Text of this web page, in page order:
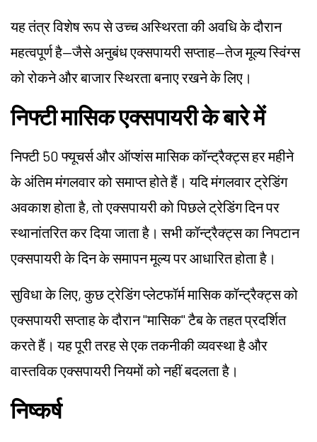
यह तंत्र विशेष रूप से उच्च अस्थिरता की अवधि के दौरान
महत्वपूर्ण है—जैसे अनुबंध एक्सपायरी सप्ताह—तेज मूल्य स्विंग्स
को रोकने और बाजार स्थिरता बनाए रखने के लिए।
निफ्टी मासिक एक्सपायरी के बारे में
निफ्टी 50 फ्यूचर्स और ऑप्शंस मासिक कॉन्ट्रैक्ट्स हर महीने
के अंतिम मंगलवार को समाप्त होते हैं। यदि मंगलवार ट्रेडिंग
अवकाश होता है, तो एक्सपायरी को पिछले ट्रेडिंग दिन पर
स्थानांतरित कर दिया जाता है। सभी कॉन्ट्रैक्ट्स का निपटान
एक्सपायरी के दिन के समापन मूल्य पर आधारित होता है।
सुविधा के लिए, कुछ ट्रेडिंग प्लेटफॉर्म मासिक कॉन्ट्रैक्ट्स को
एक्सपायरी सप्ताह के दौरान "मासिक" टैब के तहत प्रदर्शित
करते हैं। यह पूरी तरह से एक तकनीकी व्यवस्था है और
वास्तविक एक्सपायरी नियमों को नहीं बदलता है।
निष्कर्ष